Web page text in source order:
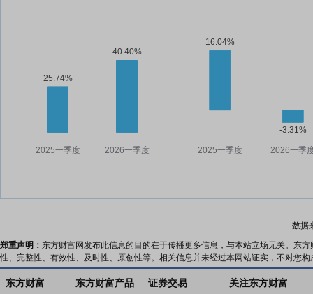
数据
郑重声明： 东方财富网发布此信息的目的在于传播更多信息，与本站立场无关。东
性、完整性、有效性、及时性、原创性等。相关信息并未经过本网站证实，不对您
东方财富 东方财富产品 证券交易 关注东方财富